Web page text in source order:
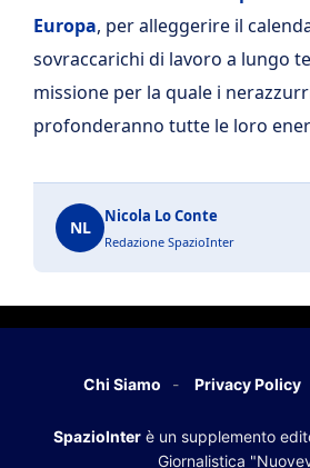
Europa, per alleggerire il
sovraccarichi di lavoro a lungo
missione per la quale i
profonderanno tutte le loro
NL
Nicola Lo Conte
Redazione SpazioInter
Chi Siamo Privacy Policy
SpazioInter è un supplemento
Giornalistica